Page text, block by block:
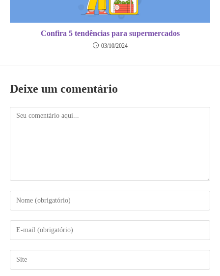
Confira 5 tendências para supermercados
03/10/2024
Deixe um comentário
seu
ou
nome
de
usuário
para
comentar
seu
de
mail